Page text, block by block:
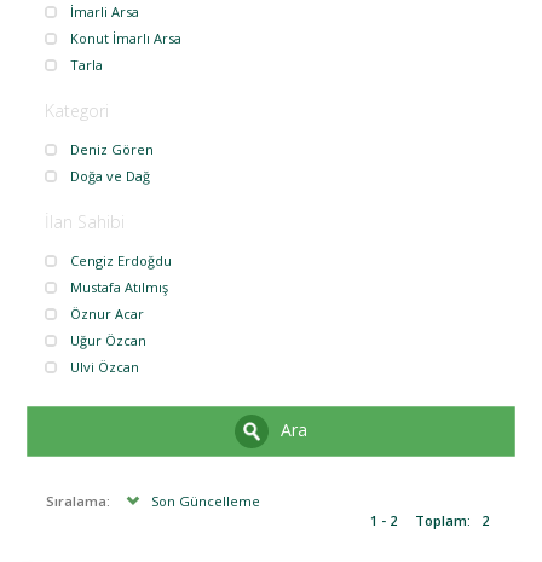
İmarli Arsa
Konut İmarlı Arsa
Tarla
Kategori
Deniz Gören
Doğa ve Dağ
İlan Sahibi
Cengiz Erdoğdu
Mustafa Atılmış
Öznur Acar
Uğur Özcan
Ulvi Özcan
Ara
Sıralama:
Son Güncelleme
1 - 2
Toplam: 2